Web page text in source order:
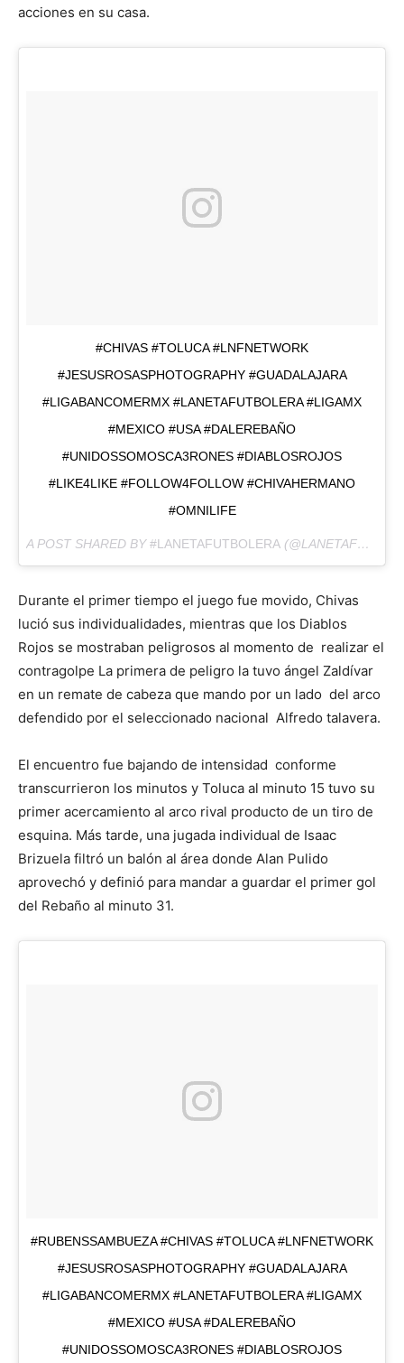
acciones en su casa.
#CHIVAS #TOLUCA #LNFNETWORK
#JESUSROSASPHOTOGRAPHY #GUADALAJARA
#LIGABANCOMERMX #LANETAFUTBOLERA #LIGAMX
#MEXICO #USA #DALEREBAÑO
#UNIDOSSOMOSCA3RONES #DIABLOSROJOS
#LIKE4LIKE #FOLLOW4FOLLOW #CHIVAHERMANO
#OMNILIFE
A POST SHARED BY#LANETAFUTBOLERA (@LANETAFUTBOLERA) ON
Durante el primer tiempo el juego fue movido, Chivas
lució sus individualidades, mientras que los Diablos
Rojos se mostraban peligrosos al momento de realizar el
contragolpe La primera de peligro la tuvo ángel Zaldívar
en un remate de cabeza que mando por un lado del arco
defendido por el seleccionado nacional Alfredo talavera.
El encuentro fue bajando de intensidad conforme
transcurrieron los minutos y Toluca al minuto 15 tuvo su
primer acercamiento al arco rival producto de un tiro de
esquina. Más tarde, una jugada individual de Isaac
Brizuela filtró un balón al área donde Alan Pulido
aprovechó y definió para mandar a guardar el primer gol
del Rebaño al minuto 31.
#RUBENSSAMBUEZA #CHIVAS #TOLUCA #LNFNETWORK
#JESUSROSASPHOTOGRAPHY #GUADALAJARA
#LIGABANCOMERMX #LANETAFUTBOLERA #LIGAMX
#MEXICO #USA #DALEREBAÑO
#UNIDOSSOMOSCA3RONES #DIABLOSROJOS